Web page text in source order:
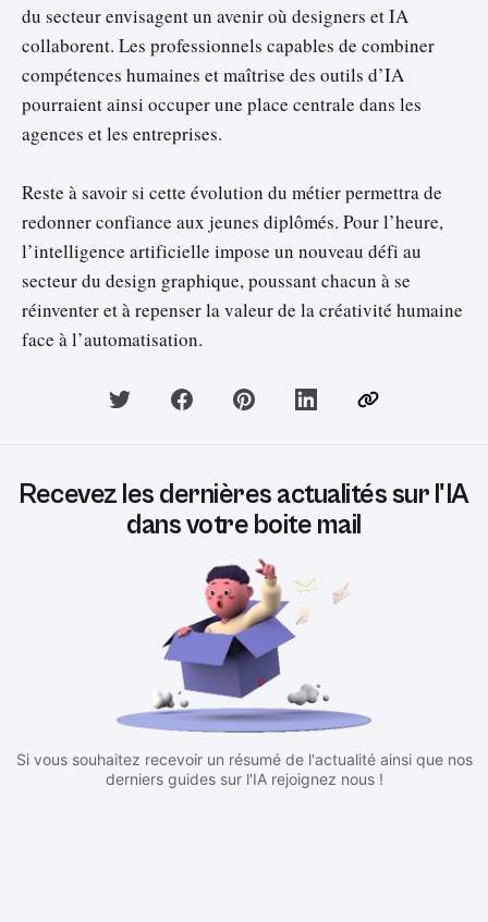
du secteur envisagent un avenir où designers et IA
collaborent. Les professionnels capables de combiner
compétences humaines et maîtrise des outils d’IA
pourraient ainsi occuper une place centrale dans les
agences et les entreprises.
Reste à savoir si cette évolution du métier permettra de
redonner confiance aux jeunes diplômés. Pour l’heure,
l’intelligence artificielle impose un nouveau défi au
secteur du design graphique, poussant chacun à se
réinventer et à repenser la valeur de la créativité humaine
face à l’automatisation.
Recevez les dernières actualités sur l'IA
dans votre boite mail
Si vous souhaitez recevoir un résumé de l'actualité ainsi que nos
derniers guides sur l'IA rejoignez nous !